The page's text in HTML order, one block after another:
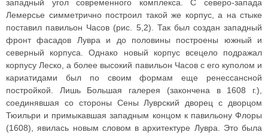
западный угол современного комплекса. С северо-запада
Лемерсье симметрично построил такой же корпус, а на стыке
поставил павильон Часов (рис. 5,2). Так был создан западный
фронт фасадов Лувра и до половины построены южный и
северный корпуса. Однако новый корпус всецело подражал
корпусу Леско, а более высокий павильон Часов с его куполом и
кариатидами был по своим формам еще ренессансной
постройкой. Лишь Большая галерея (закончена в 1608 г.),
соединявшая со стороны Сены Луврский дворец с дворцом
Тюильри и примыкавшая западным концом к павильону Флоры
(1608), явилась новым словом в архитектуре Лувра. Это была